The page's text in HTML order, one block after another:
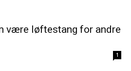
være løftestang for andre
1